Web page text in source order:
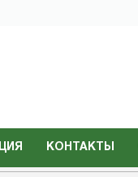
КОНТАКТЫ